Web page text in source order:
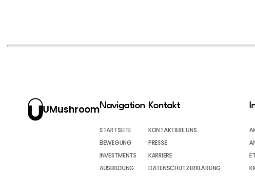
UMushroomNavigation
STARTSEITE
BEWEGUNG
INVESTMENTS
AUSBILDUNG
Kontakt
KONTAKTIERE UNS
PRESSE
KARRIERE
DATENSCHUTZERKLÄRUNG